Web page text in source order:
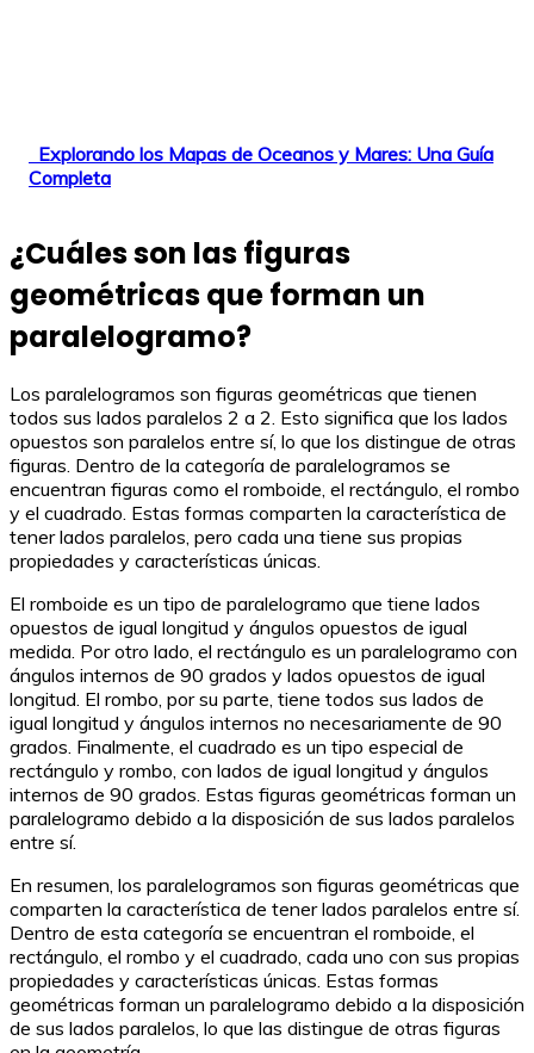
Explorando los Mapas de Oceanos y Mares: Una Guía
Completa
¿Cuáles son las figuras
geométricas que forman un
paralelogramo?
Los paralelogramos son figuras geométricas que tienen
todos sus lados paralelos 2 a 2. Esto significa que los lados
opuestos son paralelos entre sí, lo que los distingue de otras
figuras. Dentro de la categoría de paralelogramos se
encuentran figuras como el romboide, el rectángulo, el rombo
y el cuadrado. Estas formas comparten la característica de
tener lados paralelos, pero cada una tiene sus propias
propiedades y características únicas.
El romboide es un tipo de paralelogramo que tiene lados
opuestos de igual longitud y ángulos opuestos de igual
medida. Por otro lado, el rectángulo es un paralelogramo con
ángulos internos de 90 grados y lados opuestos de igual
longitud. El rombo, por su parte, tiene todos sus lados de
igual longitud y ángulos internos no necesariamente de 90
grados. Finalmente, el cuadrado es un tipo especial de
rectángulo y rombo, con lados de igual longitud y ángulos
internos de 90 grados. Estas figuras geométricas forman un
paralelogramo debido a la disposición de sus lados paralelos
entre sí.
En resumen, los paralelogramos son figuras geométricas que
comparten la característica de tener lados paralelos entre sí.
Dentro de esta categoría se encuentran el romboide, el
rectángulo, el rombo y el cuadrado, cada uno con sus propias
propiedades y características únicas. Estas formas
geométricas forman un paralelogramo debido a la disposición
de sus lados paralelos, lo que las distingue de otras figuras